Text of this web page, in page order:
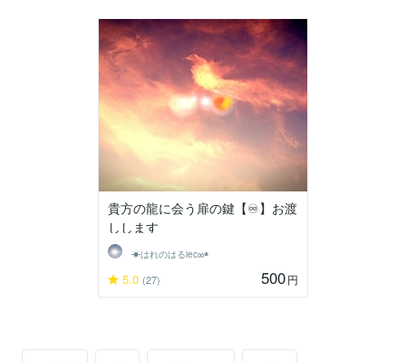
貴方の龍に会う扉の鍵【♾️】お渡
しします
☀はれのはるiec∞◉
5.0 (27) 500円